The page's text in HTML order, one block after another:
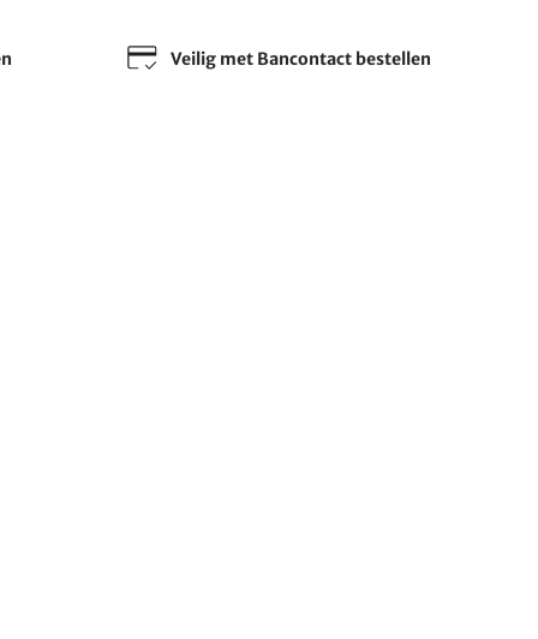
Veilig met Bancontact bestellen